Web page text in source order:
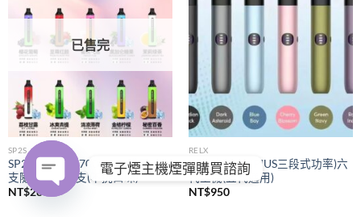
已售完
SP2S
SP2S拋棄式
7000口｜購買五
支隨機贈送一支(不挑口味)
NT$280
RELX
RELX悅刻
(PIUS三段式功率)六
代主機(五代通用)
NT$950
電子煙主機煙彈購買諮詢